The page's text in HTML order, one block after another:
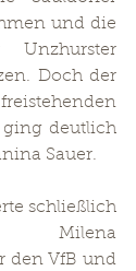
und die
Doch der
deutlich
Sauer.
schließlich
Milena
den VfB und